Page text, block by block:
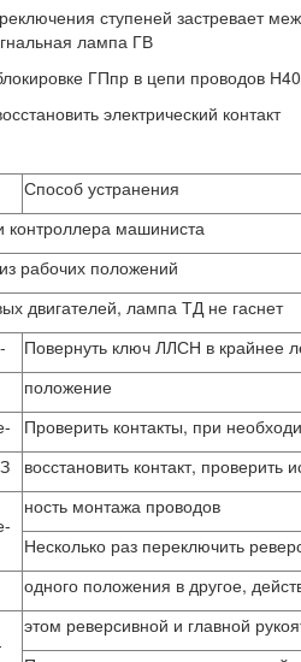
ступеней застревает
лампа ГВ
ГПпр в цепи проводов
электрический контакт
Способ устранения
контроллера машиниста
рабочих положений
двигателей, лампа ТД не гаснет
Повернуть ключ ЛЛСН в крайнее
положение
Проверить контакты, при
восстановить контакт, проверить
ность монтажа проводов
Несколько раз переключить
одного положения в другое,
этом реверсивной и главной